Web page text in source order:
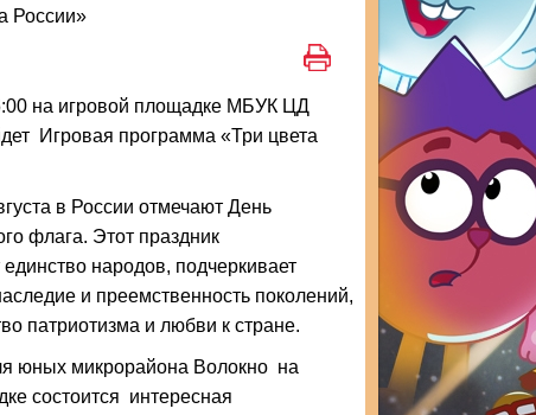
России»
на игровой площадке МБУК ЦД
Игровая программа «Три цвета
в России отмечают День
флага. Этот праздник
народов, подчеркивает
и преемственность поколений,
патриотизма и любви к стране.
юных микрорайона Волокно на
состоится интересная